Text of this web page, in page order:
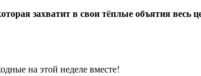
захватит в свои тëплые объятия
на этой неделе вместе!